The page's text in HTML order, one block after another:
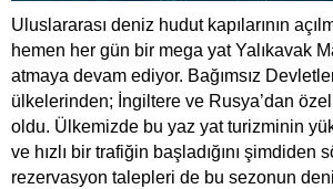
Uluslararası deniz hudut kapılarının
hemen her gün bir mega yat Yalıkavak
atmaya devam ediyor. Bağımsız
ülkelerinden; İngiltere ve Rusya’dan
oldu. Ülkemizde bu yaz yat turizminin
ve hızlı bir trafiğin başladığını şimdiden
rezervasyon talepleri de bu sezonun